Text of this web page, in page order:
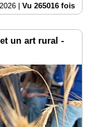
| Vu 265016 fois
un art rural -